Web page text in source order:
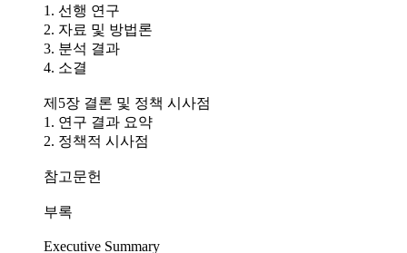
1. 선행 연구
2. 자료 및 방법론
3. 분석 결과
4. 소결
제5장 결론 및 정책 시사점
1. 연구 결과 요약
2. 정책적 시사점
참고문헌
부록
Executive Summary